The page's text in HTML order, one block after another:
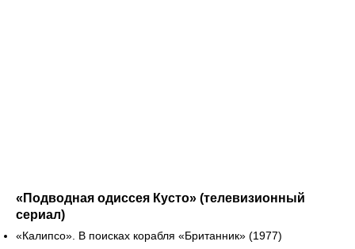
«Подводная одиссея Кусто» (телевизионный
сериал)
«Калипсо». В поисках корабля «Британник» (1977)